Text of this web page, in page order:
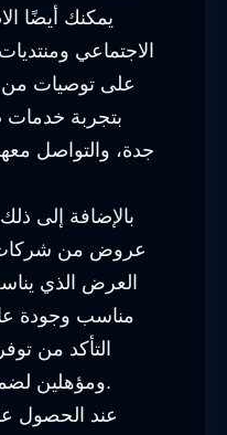
يمكنك أيضًا
الاجتماعي
على توصيات من
بتجربة
جدة، والتواصل
بالإضافة إلى
عروض من شركات
العرض الذي
مناسب وجودة
التأكد من
ومؤهلين لضمان جودة الخدمة المقدمة.
عند الحصول